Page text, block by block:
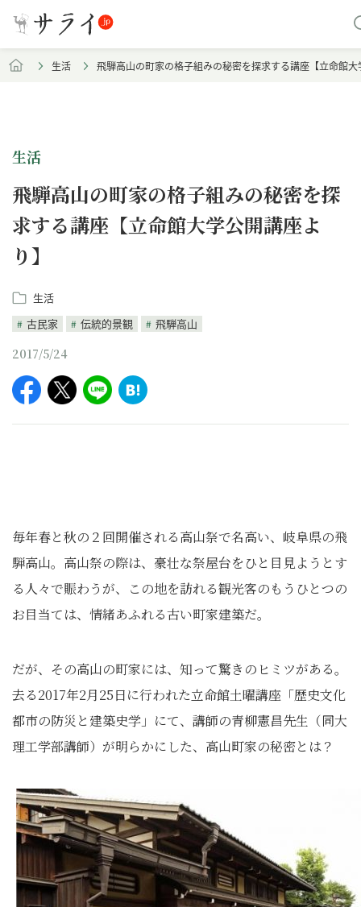
生活 飛騨高山の町家の格子組みの秘密を探求する講座【立命館
生活
飛騨高山の町家の格子組みの秘密を探
求する講座【立命館大学公開講座よ
り】
生活
古民家
伝統的景観 飛騨高山
2017/5/24
毎年春と秋の２回開催される高山祭で名高い、岐阜県の飛
騨高山。高山祭の際は、豪壮な祭屋台をひと目見ようとす
る人々で賑わうが、この地を訪れる観光客のもうひとつの
お目当ては、情緒あふれる古い町家建築だ。
だが、その高山の町家には、知って驚きのヒミツがある。
去る2017年2月25日に行われた立命館土曜講座「歴史文化
都市の防災と建築史学」にて、講師の青柳憲昌先生（同大
理工学部講師）が明らかにした、高山町家の秘密とは？